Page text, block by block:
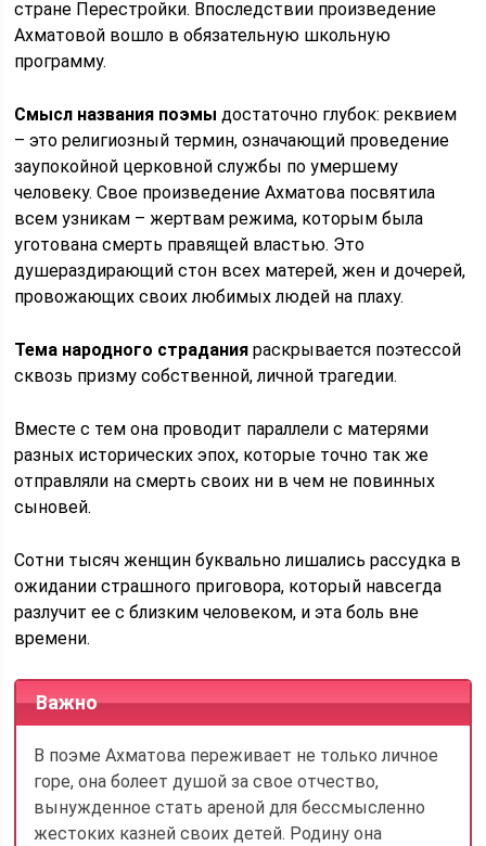
стране Перестройки. Впоследствии произведение
Ахматовой вошло в обязательную школьную
программу.
Смысл названия поэмы достаточно глубок: реквием
– это религиозный термин, означающий проведение
заупокойной церковной службы по умершему
человеку. Свое произведение Ахматова посвятила
всем узникам – жертвам режима, которым была
уготована смерть правящей властью. Это
душераздирающий стон всех матерей, жен и дочерей,
провожающих своих любимых людей на плаху.
Тема народного страдания раскрывается поэтессой
сквозь призму собственной, личной трагедии.
Вместе с тем она проводит параллели с матерями
разных исторических эпох, которые точно так же
отправляли на смерть своих ни в чем не повинных
сыновей.
Сотни тысяч женщин буквально лишались рассудка в
ожидании страшного приговора, который навсегда
разлучит ее с близким человеком, и эта боль вне
времени.
Важно
В поэме Ахматова переживает не только личное
горе, она болеет душой за свое отчество,
вынужденное стать ареной для бессмысленно
жестоких казней своих детей. Родину она